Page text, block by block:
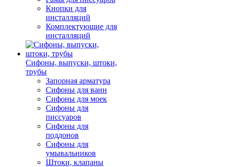
Кнопки для
инсталляций
Комплектующие для
инсталляций
Сифоны, выпуски, штоки,
трубы
Запорная арматура
Сифоны для ванн
Сифоны для моек
Сифоны для
писсуаров
Сифоны для
поддонов
Сифоны для
умывальников
Штоки, клапаны